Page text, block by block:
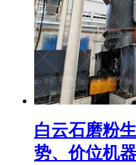
白云石磨粉
势、价位机器